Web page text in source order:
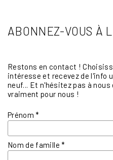
ABONNEZ-VOUS À
Restons en contact !
intéresse et recevez de l'info
neuf... Et n'hésitez pas à
vraiment pour nous !
Prénom*
Nom de famille*